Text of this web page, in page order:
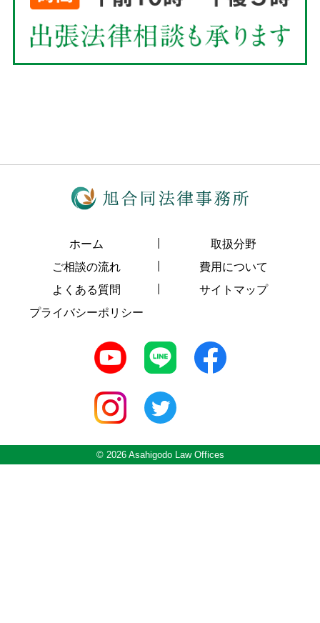
ホーム
取扱分野
ご相談の流れ
費用について
よくある質問
サイトマップ
プライバシーポリシー
© 2026 Asahigodo Law Offices